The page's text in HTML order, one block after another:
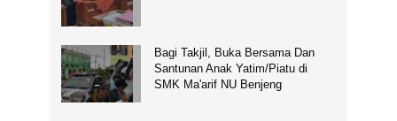
Bagi Takjil, Buka Bersama Dan
Santunan Anak Yatim/Piatu di
SMK Ma'arif NU Benjeng